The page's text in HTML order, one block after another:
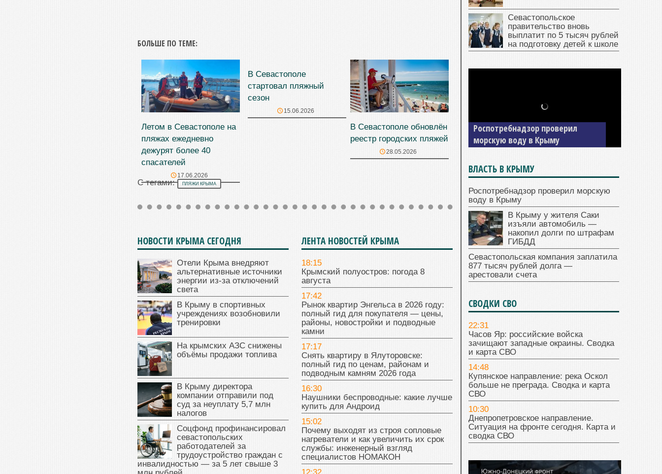
БОЛЬШЕ ПО ТЕМЕ:
Летом в Севастополе на
пляжах ежедневно
дежурят более 40
спасателей
17.06.2026
В Севастополе
стартовал пляжный
сезон
15.06.2026
В Севастополе обновлён
реестр городских пляжей
28.05.2026
С тегами: ПЛЯЖИ КРЫМА
НОВОСТИ КРЫМА СЕГОДНЯ
Отели Крыма внедряют
альтернативные источники
энергии из-за отключений
света
В Крыму в спортивных
учреждениях возобновили
тренировки
На крымских АЗС снижены
объёмы продажи топлива
В Крыму директора
компании отправили под
суд за неуплату 5,7 млн
налогов
Соцфонд профинансировал
севастопольских
работодателей за
трудоустройство граждан с
инвалидностью — за 5 лет свыше 3
ЛЕНТА НОВОСТЕЙ КРЫМА
18:15
Крымский полуостров: погода 8
августа
17:42
Рынок квартир Энгельса в 2026 году:
полный гид для покупателя — цены,
районы, новостройки и подводные
камни
17:17
Снять квартиру в Ялуторовске:
полный гид по ценам, районам и
подводным камням 2026 года
16:30
Наушники беспроводные: какие лучше
купить для Андроид
15:02
Почему выходят из строя сопловые
нагреватели и как увеличить их срок
службы: инженерный взгляд
специалистов НОМАКОН
Севастопольское
правительство вновь
выплатит по 5 тысяч рублей
на подготовку детей к школе
Роспотребнадзор проверил
морскую воду в Крыму
ВЛАСТЬ В КРЫМУ
Роспотребнадзор проверил морскую
воду в Крыму
В Крыму у жителя Саки
изъяли автомобиль —
накопил долги по штрафам
ГИБДД
Севастопольская компания заплатила
877 тысяч рублей долга —
арестовали счета
СВОДКИ СВО
22:31
Часов Яр: российские войска
зачищают западные окраины. Сводка
и карта СВО
14:48
Купянское направление: река Оскол
больше не преграда. Сводка и карта
СВО
10:30
Днепропетровское направление.
Ситуация на фронте сегодня. Карта и
сводка СВО